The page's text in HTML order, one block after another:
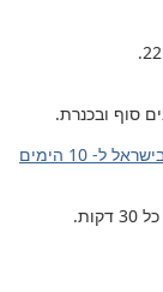
סוף ובכנרת.
מזג האוויר ב- 203 ערים ויישובים בישראל ל- 10 הימים